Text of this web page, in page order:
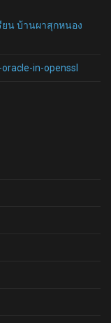
ยน บ้านผาสุกหนอง
in-openssl